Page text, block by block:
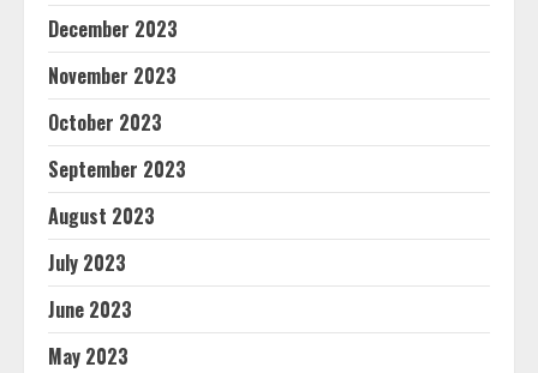
December 2023
November 2023
October 2023
September 2023
August 2023
July 2023
June 2023
May 2023